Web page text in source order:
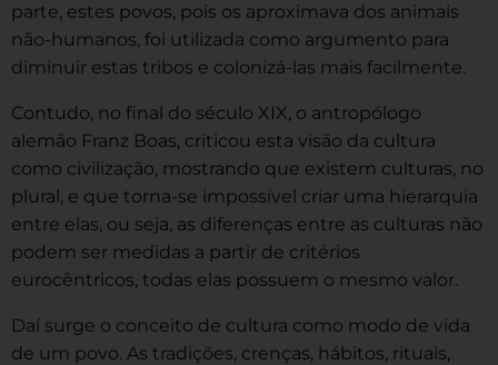
parte, estes povos, pois os aproximava dos animais
não-humanos, foi utilizada como argumento para
diminuir estas tribos e colonizá-las mais facilmente.
Contudo, no final do século XIX, o antropólogo
alemão Franz Boas, criticou esta visão da cultura
como civilização, mostrando que existem culturas, no
plural, e que torna-se impossível criar uma hierarquia
entre elas, ou seja, as diferenças entre as culturas não
podem ser medidas a partir de critérios
eurocêntricos, todas elas possuem o mesmo valor.
Daí surge o conceito de cultura como modo de vida
de um povo. As tradições, crenças, hábitos, rituais,